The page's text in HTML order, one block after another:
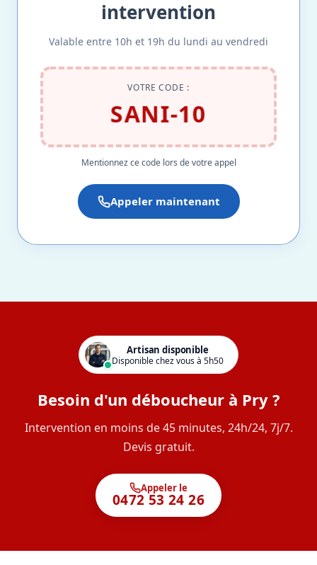
intervention
Valable entre 10h et 19h du lundi au vendredi
VOTRE CODE :
SANI-10
Mentionnez ce code lors de votre appel
Appeler maintenant
Artisan disponible
Disponible chez vous à 5h50
Besoin d'un déboucheur à Pry ?
Intervention en moins de 45 minutes, 24h/24, 7j/7.
Devis gratuit.
Appeler le
0472 53 24 26